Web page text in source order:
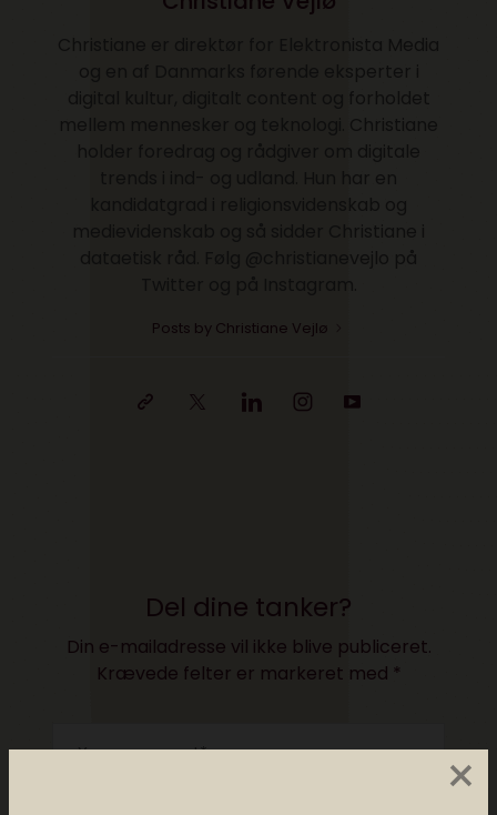
×
Posts by Christiane Vejlø
Del dine tanker?
Din e-mailadresse vil ikke blive publiceret.
Krævede felter er markeret med *